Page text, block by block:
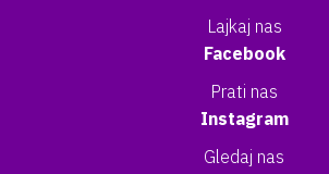
Lajkaj nas
Facebook
Prati nas
Instagram
Gledaj nas